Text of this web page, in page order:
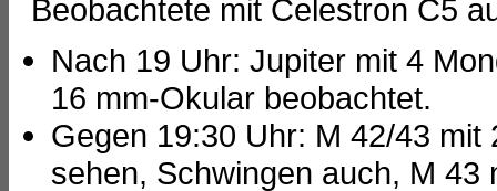
Beobachtete mit Celestron C5
Nach 19 Uhr: Jupiter mit 4
16 mm-Okular beobachtet.
Gegen 19:30 Uhr: M 42/43
sehen, Schwingen auch, M